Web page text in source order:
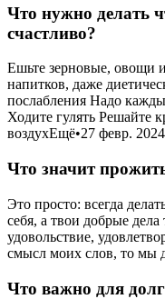
Что нужно делать
счастливо?
Ешьте зерновые, овощи
напитков, даже
послабления Надо
Ходите гулять Решайте
воздухЕщё•27 февр. 2024
Что значит
Это просто: всегда
себя, а твои добрые
удовольствие,
смысл моих слов, то мы
Что важно для